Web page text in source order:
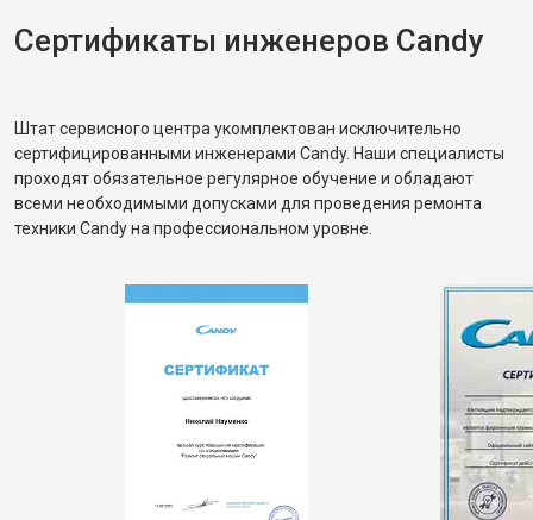
Сертификаты инженеров Candy
Штат сервисного центра укомплектован исключительно
сертифицированными инженерами Candy. Наши специалисты
проходят обязательное регулярное обучение и обладают
всеми необходимыми допусками для проведения ремонта
техники Candy на профессиональном уровне.